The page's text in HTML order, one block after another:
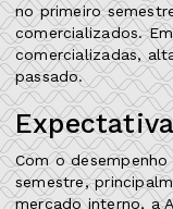
no primeiro
comercializados.
comercializadas,
passado.
Com o
semestre,
mercado interno, a